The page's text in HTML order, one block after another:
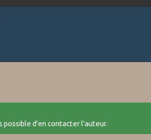
d'en contacter l'auteur.